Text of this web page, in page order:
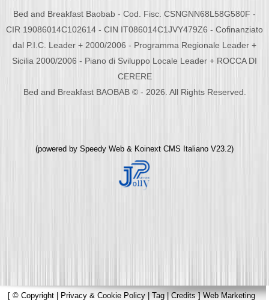
Bed and Breakfast Baobab - Cod. Fisc. CSNGNN68L58G580F -
CIR 19086014C102614 - CIN IT086014C1JVY479Z6 - Cofinanziato
dal P.I.C. Leader + 2000/2006 - Programma Regionale Leader +
Sicilia 2000/2006 - Piano di Sviluppo Locale Leader + ROCCA DI
CERERE
Bed and Breakfast BAOBAB © - 2026. All Rights Reserved.
(powered by Speedy Web & Koinext CMS Italiano V23.2)
[ © Copyright | Privacy & Cookie Policy | Tag|Credits]Web Marketing